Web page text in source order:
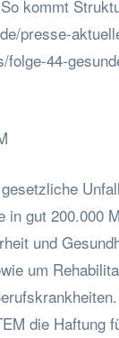
kommt
presse-
folge-44-
in gut 200.000
und
um
die Haftung